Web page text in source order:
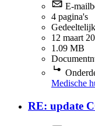
E-
4 pagina's
12 maart
1.09 MB
Medische
RE: update